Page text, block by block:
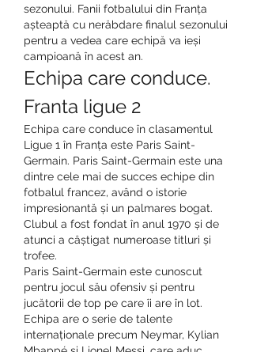
sezonului. Fanii fotbalului din Franța
așteaptă cu nerăbdare finalul sezonului
pentru a vedea care echipă va ieși
campioană în acest an.
Echipa care conduce.
Franta ligue 2
Echipa care conduce în clasamentul
Ligue 1 în Franța este Paris Saint-
Germain. Paris Saint-Germain este una
dintre cele mai de succes echipe din
fotbalul francez, având o istorie
impresionantă și un palmares bogat.
Clubul a fost fondat în anul 1970 și de
atunci a câștigat numeroase titluri și
trofee.
Paris Saint-Germain este cunoscut
pentru jocul său ofensiv și pentru
jucătorii de top pe care îi are în lot.
Echipa are o serie de talente
internaționale precum Neymar, Kylian